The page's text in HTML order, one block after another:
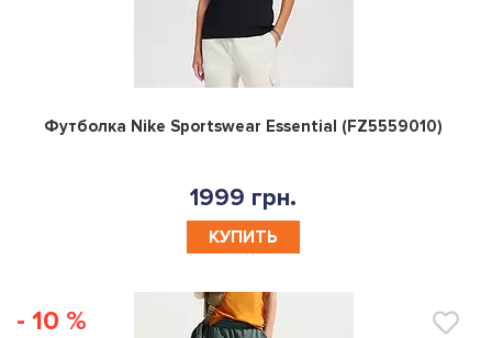
0
Футболка Nike Sportswear Essential (FZ5559010)
1999 грн.
КУПИТЬ
- 10 %